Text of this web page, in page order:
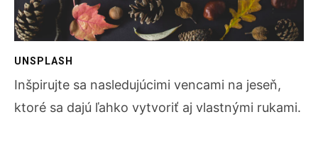
UNSPLASH
Inšpirujte sa nasledujúcimi vencami na jeseň,
ktoré sa dajú ľahko vytvoriť aj vlastnými rukami.